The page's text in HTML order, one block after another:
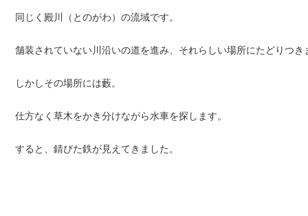
同じく殿川（とのがわ）の流域です。
舗装されていない川沿いの道を進み、それらしい場所にたどりつき
しかしその場所には藪。
仕方なく草木をかき分けながら水車を探します。
すると、錆びた鉄が見えてきました。